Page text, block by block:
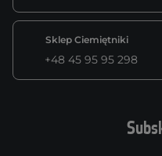
Sklep Ciemiętniki
+48 45 95 95 298